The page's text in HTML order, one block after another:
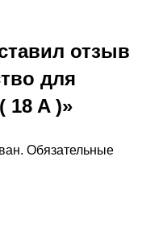
отзыв
для
18 A )»
Обязательные